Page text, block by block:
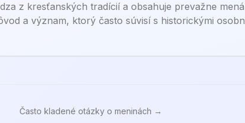
z kresťanských tradícií a obsahuje prevažne
a význam, ktorý často súvisí s historickými
Často kladené otázky o meninách →